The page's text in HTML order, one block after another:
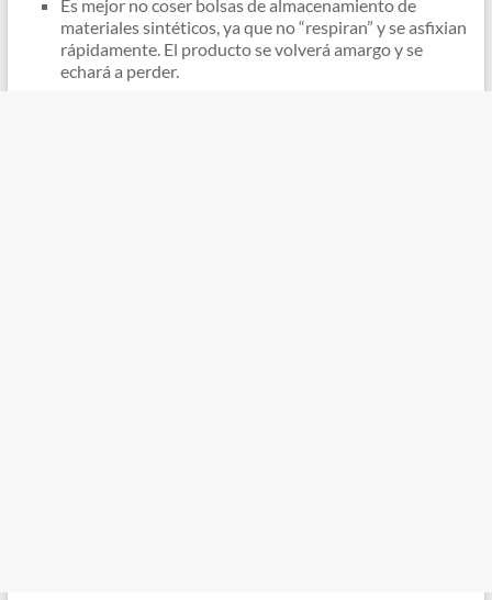
Es mejor no coser bolsas de almacenamiento de
materiales sintéticos, ya que no “respiran” y se asfixian
rápidamente. El producto se volverá amargo y se
echará a perder.